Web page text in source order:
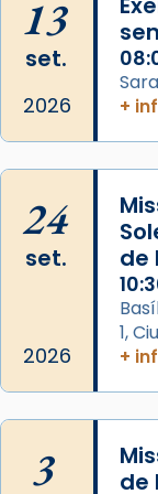
comitè
del Sant
📸 Dr. G.
Photo
View on Facebook
Memòria de
13
set.
2026
+
24
set.
2026
de
1,
+
3
de